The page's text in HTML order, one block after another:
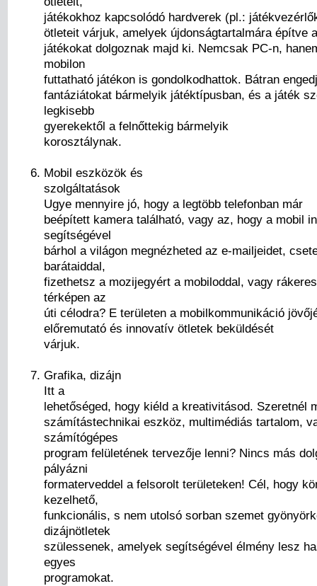
játékokhoz kapcsolódó hardverek (pl.:
ötleteit várjuk, amelyek újdonságtartalmára építve
játékokat dolgoznak majd ki. Nemcsak PC-n,
mobilon
futtatható játékon is gondolkodhattok. Bátran
fantáziátokat bármelyik játéktípusban, és a játék
legkisebb
gyerekektől a felnőttekig bármelyik
korosztálynak.
Mobil eszközök és
szolgáltatások
Ugye mennyire jó, hogy a legtöbb telefonban már
beépített kamera található, vagy az, hogy a mobil
segítségével
bárhol a világon megnézheted az e-mailjeidet,
barátaiddal,
fizethetsz a mozijegyért a mobiloddal, vagy
térképen az
úti célodra? E területen a mobilkommunikáció
előremutató és innovatív ötletek beküldését
várjuk.
Grafika, dizájn
Itt a
lehetőséged, hogy kiéld a kreativitásod. Szeretnél
számítástechnikai eszköz, multimédiás tartalom,
számítógépes
program felületének tervezője lenni? Nincs más
pályázni
formaterveddel a felsorolt területeken! Cél, hogy
kezelhető,
funkcionális, s nem utolsó sorban szemet
dizájnötletek
szülessenek, amelyek segítségével élmény lesz
egyes
programokat.